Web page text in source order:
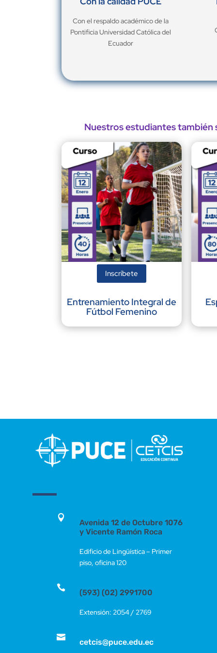
Con el respaldo académico de la
Pontificia Universidad Católica del
Ecuador
Nuestros estudiantes también
Inscríbete
Entrenamiento Integral de
Fútbol Femenino

Avenida 12 de Octubre 1076
y Vicente Ramón Roca
Edificio de Lingüística – Primer
piso, oficina 120

(593) (02) 2991700
Extensión: 2054 / 2769

cetcis@puce.edu.ec